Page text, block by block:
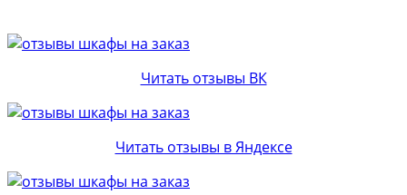
Читать отзывы ВК
Читать отзывы в Яндексе